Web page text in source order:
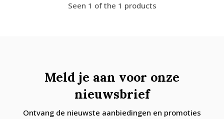
Seen 1 of the 1 products
Meld je aan voor onze
nieuwsbrief
Ontvang de nieuwste aanbiedingen en promoties